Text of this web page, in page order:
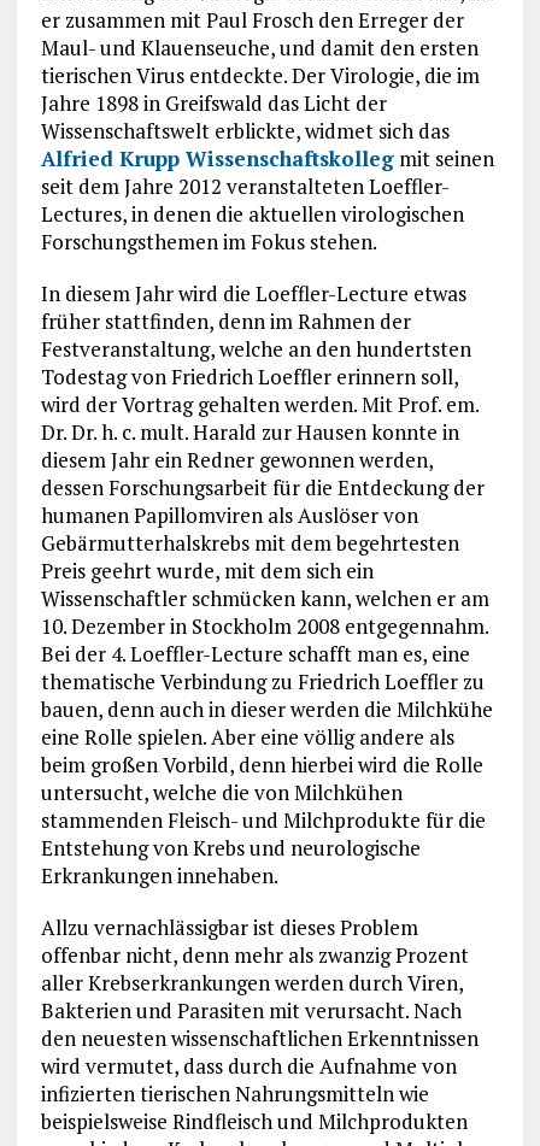
er zusammen mit Paul Frosch den Erreger der
Maul- und Klauenseuche, und damit den ersten
tierischen Virus entdeckte. Der Virologie, die im
Jahre 1898 in Greifswald das Licht der
Wissenschaftswelt erblickte, widmet sich das
Alfried Krupp Wissenschaftskollegmit seinen
seit dem Jahre 2012 veranstalteten Loeffler-
Lectures, in denen die aktuellen virologischen
Forschungsthemen im Fokus stehen.
In diesem Jahr wird die Loeffler-Lecture etwas
früher stattfinden, denn im Rahmen der
Festveranstaltung, welche an den hundertsten
Todestag von Friedrich Loeffler erinnern soll,
wird der Vortrag gehalten werden. Mit Prof. em.
Dr. Dr. h. c. mult. Harald zur Hausen konnte in
diesem Jahr ein Redner gewonnen werden,
dessen Forschungsarbeit für die Entdeckung der
humanen Papillomviren als Auslöser von
Gebärmutterhalskrebs mit dem begehrtesten
Preis geehrt wurde, mit dem sich ein
Wissenschaftler schmücken kann, welchen er am
10. Dezember in Stockholm 2008 entgegennahm.
Bei der 4. Loeffler-Lecture schafft man es, eine
thematische Verbindung zu Friedrich Loeffler zu
bauen, denn auch in dieser werden die Milchkühe
eine Rolle spielen. Aber eine völlig andere als
beim großen Vorbild, denn hierbei wird die Rolle
untersucht, welche die von Milchkühen
stammenden Fleisch- und Milchprodukte für die
Entstehung von Krebs und neurologische
Erkrankungen innehaben.
Allzu vernachlässigbar ist dieses Problem
offenbar nicht, denn mehr als zwanzig Prozent
aller Krebserkrankungen werden durch Viren,
Bakterien und Parasiten mit verursacht. Nach
den neuesten wissenschaftlichen Erkenntnissen
wird vermutet, dass durch die Aufnahme von
infizierten tierischen Nahrungsmitteln wie
beispielsweise Rindfleisch und Milchprodukten